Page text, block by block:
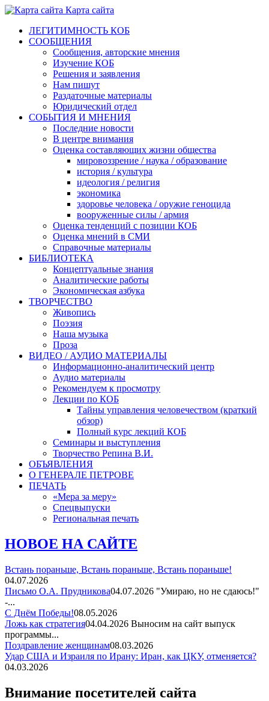
Карта сайта
ЛЕГИТИМНОСТЬ КОБ
СООБЩЕНИЯ
Сообщения, авторские мнения
Изучение КОБ
Решения и заявления
Нам пишут
Раздаточные материалы
Юридический отдел
СОБЫТИЯ И МНЕНИЯ
Последние новости
В центре внимания
Оценка составляющих жизни общества
мировоззрение / наука / образование
история / культура
идеология / религия
экономика
здоровье человека / оружие геноцида
вооруженные силы / армия
Оценка тенденций с позиции КОБ
Оценка мнений в СМИ
Справочные материалы
БИБЛИОТЕКА
Концептуальные знания
Аналитические работы
Экономическая азбука
ТВОРЧЕСТВО
Живопись
Поэзия
Наша музыка
Проза
ВИДЕО / АУДИО МАТЕРИАЛЫ
Информационно-аналитический центр
Аудио материалы
Рекомендуем к просмотру
Лекции по КОБ
Тайны управления человечеством (краткий
обзор)
Полный курс лекций КОБ
Семинары и выступления
Творчество Репина В.И.
ОБЪЯВЛЕНИЯ
О ГЕНЕРАЛЕ ПЕТРОВЕ
ПЕЧАТЬ
«Мера за меру»
Спецвыпуски
Региональная печать
НОВОЕ НА САЙТЕ
Встань пораньше, Встань пораньше, Встань пораньше!
04.07.2026
Письмо О.А. Прудникова04.07.2026 "Умираю, но не сдаюсь!"
-...
С Днём Победы!08.05.2026
Ложь как стратегия04.04.2026 Выносим на сайт выпуск
программы...
Поздравление женщинам08.03.2026
Удар США и Израиля по Ирану: Иран, как ЦКУ, отменяется?
04.03.2026
Внимание посетителей сайта